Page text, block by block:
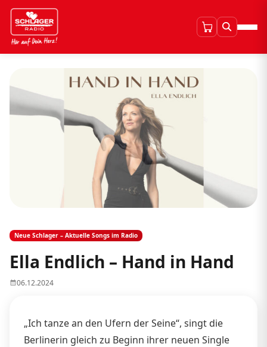
Neue Schlager – Aktuelle Songs im Radio
Ella Endlich – Hand in Hand
06.12.2024
„Ich tanze an den Ufern der Seine“, singt die
Berlinerin gleich zu Beginn ihrer neuen Single